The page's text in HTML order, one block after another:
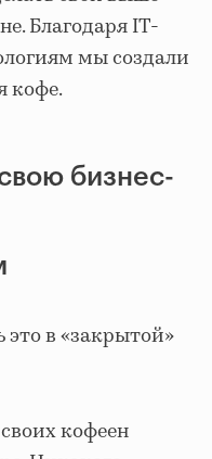
Благодаря IT-
мы создали
кофе.
бизнес-
в «закрытой»
кофеен